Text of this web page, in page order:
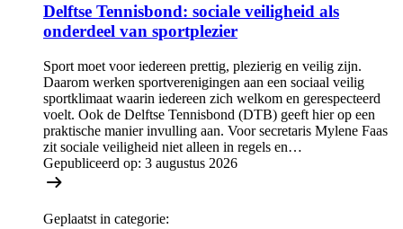
Delftse Tennisbond: sociale veiligheid als
onderdeel van sportplezier
Sport moet voor iedereen prettig, plezierig en veilig zijn.
Daarom werken sportverenigingen aan een sociaal veilig
sportklimaat waarin iedereen zich welkom en gerespecteerd
voelt. Ook de Delftse Tennisbond (DTB) geeft hier op een
praktische manier invulling aan. Voor secretaris Mylene Faas
zit sociale veiligheid niet alleen in regels en…
Gepubliceerd op: 3 augustus 2026
Geplaatst in categorie: